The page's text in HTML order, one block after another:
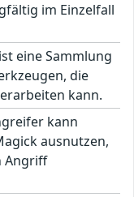
im Einzelfall
eine Sammlung
die
kann.
kann
ausnutzen,
Angriff